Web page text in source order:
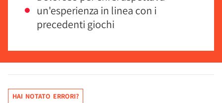
un'esperienza in linea con i
precedenti giochi
HAI NOTATO ERRORI?